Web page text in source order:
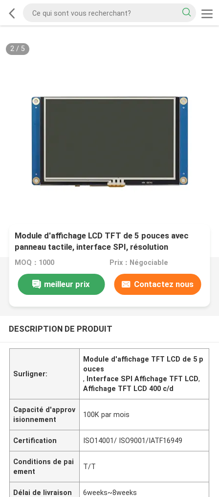
2/ 5
Module d'affichage LCD TFT de 5 pouces avec
panneau tactile, interface SPI, résolution
800X480, 400c/D
MOQ：1000 Prix：Négociable
meilleur prix Contactez nous
DESCRIPTION DE PRODUIT
Surligner:
Module d'affichage TFT LCD de 5 p
ouces
, Interface SPI Affichage TFT LCD,
Affichage TFT LCD 400 c/d
Capacité d'approv
isionnement
100K par mois
Certification ISO14001/ ISO9001/IATF16949
Conditions de pai
ement
T/T
Délai de livraison 6weeks~8weeks